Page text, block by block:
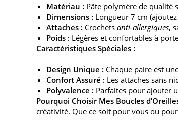
Matériau : Pâte polymère de qualité
Dimensions : Longueur 7 cm
Attaches : Crochets anti-allergiques,
Poids : Légères et confortables à
Caractéristiques Spéciales :
Design Unique : Chaque paire est
Confort Assuré : Les attaches sans
Polyvalence : Parfaites pour ajouter
Pourquoi Choisir Mes Boucles
créativité. Que ce soit pour vous ou